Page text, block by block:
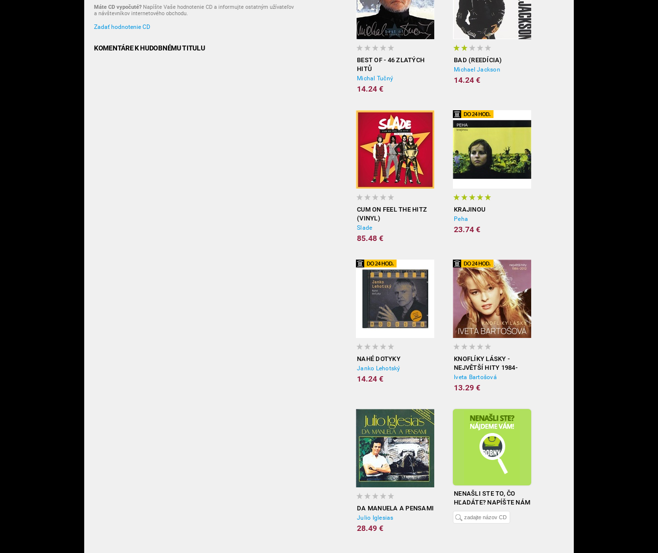
Máte CD vypočuté? Napíšte Vaše hodnotenie CD a informujte ostatným užívateľov
a návštevníkov internetového obchodu.
Zadať hodnotenie CD
KOMENTÁRE K HUDOBNÉMU TITULU
BEST OF - 46 ZLATÝCH
HITŮ
Michal Tučný
14.24 €
BAD (REEDÍCIA)
Michael Jackson
14.24 €
CUM ON FEEL THE HITZ
(VINYL)
Slade
85.48 €
KRAJINOU
Peha
23.74 €
NAHÉ DOTYKY
Janko Lehotský
14.24 €
KNOFLÍKY LÁSKY -
NEJVĚTŠÍ HITY 1984-
2012
Iveta Bartošová
13.29 €
DA MANUELA A PENSAMI
Julio Iglesias
28.49 €
NENAŠLI STE TO, ČO
HĽADÁTE? NAPÍŠTE NÁM